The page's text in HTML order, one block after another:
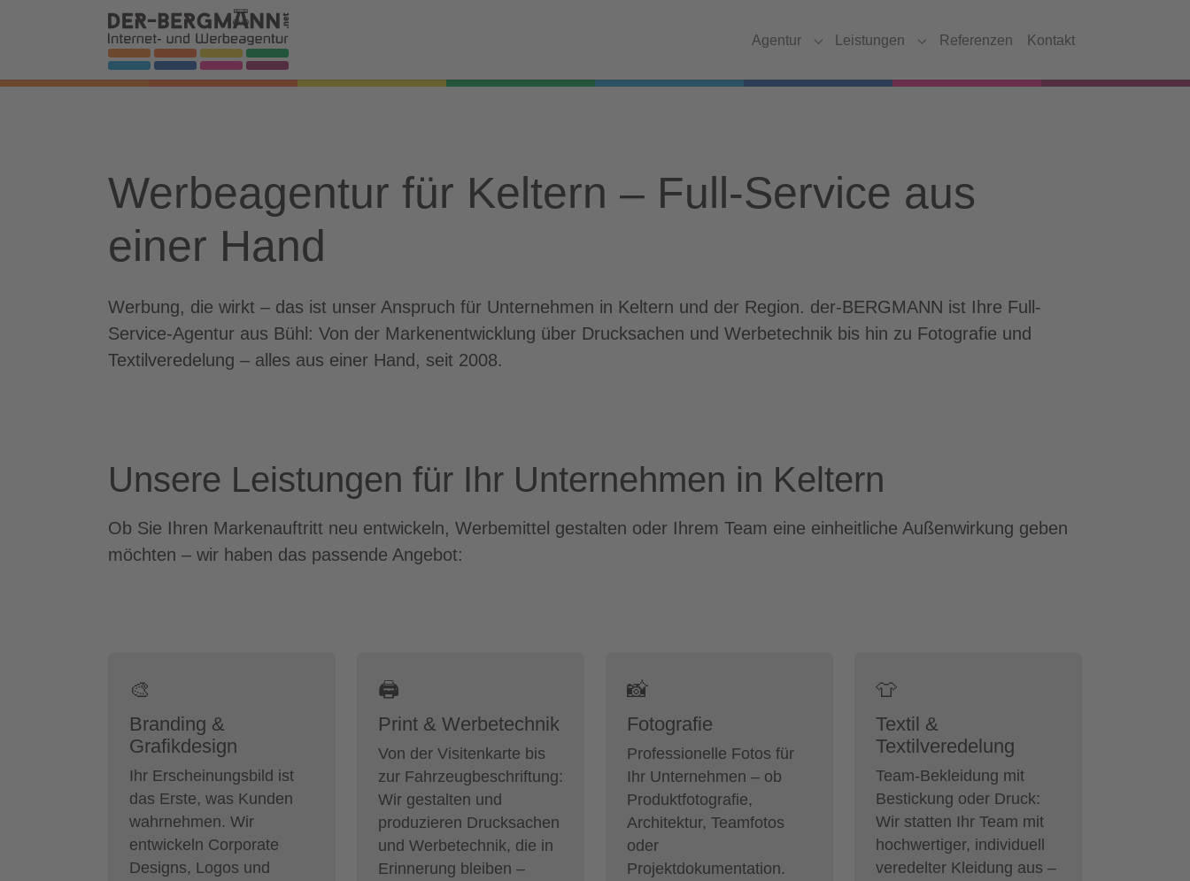
Skip to main navigation
Zum Hauptinhalt springen
Skip to page footer
Agentur
Submenu for "Agentur"
Leistungen
Submenu for "Leistungen"
Referenzen Kontakt
Werbeagentur für Keltern – Full-Service aus
einer Hand
Werbung, die wirkt – das ist unser Anspruch für Unternehmen in Keltern und der Region. der-BERGMANN ist Ihre Full-
Service-Agentur aus Bühl: Von der Markenentwicklung über Drucksachen und Werbetechnik bis hin zu Fotografie und
Textilveredelung – alles aus einer Hand, seit 2008.
Unsere Leistungen für Ihr Unternehmen in Keltern
Ob Sie Ihren Markenauftritt neu entwickeln, Werbemittel gestalten oder Ihrem Team eine einheitliche Außenwirkung geben
möchten – wir haben das passende Angebot:
🎨
Branding &
Grafikdesign
Ihr Erscheinungsbild ist
das Erste, was Kunden
wahrnehmen. Wir
entwickeln Corporate
Designs, Logos und
🖨
Print & Werbetechnik
Von der Visitenkarte bis
zur Fahrzeugbeschriftung:
Wir gestalten und
produzieren Drucksachen
und Werbetechnik, die in
Erinnerung bleiben –
📸
Fotografie
Professionelle Fotos für
Ihr Unternehmen – ob
Produktfotografie,
Architektur, Teamfotos
oder
Projektdokumentation.
👕
Textil &
Textilveredelung
Team-Bekleidung mit
Bestickung oder Druck:
Wir statten Ihr Team mit
hochwertiger, individuell
veredelter Kleidung aus –